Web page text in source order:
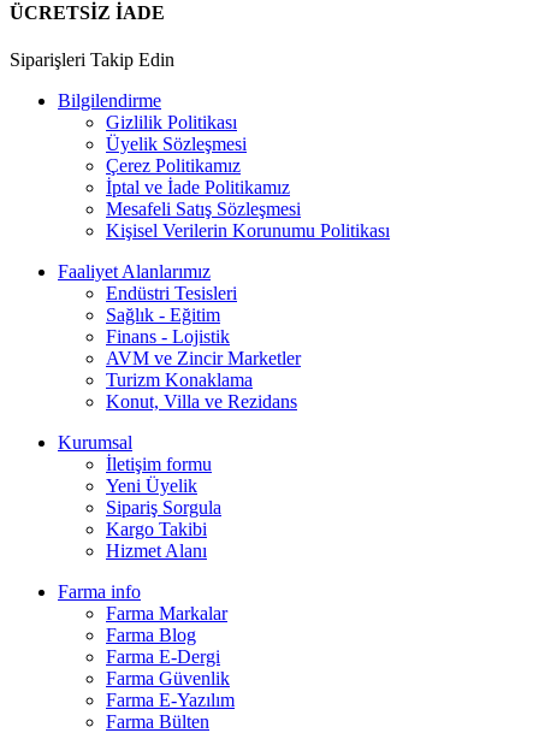
ÜCRETSİZ İADE
Siparişleri Takip Edin
Bilgilendirme
Gizlilik Politikası
Üyelik Sözleşmesi
Çerez Politikamız
İptal ve İade Politikamız
Mesafeli Satış Sözleşmesi
Kişisel Verilerin Korunumu Politikası
Faaliyet Alanlarımız
Endüstri Tesisleri
Sağlık - Eğitim
Finans - Lojistik
AVM ve Zincir Marketler
Turizm Konaklama
Konut, Villa ve Rezidans
Kurumsal
İletişim formu
Yeni Üyelik
Sipariş Sorgula
Kargo Takibi
Hizmet Alanı
Farma info
Farma Markalar
Farma Blog
Farma E-Dergi
Farma Güvenlik
Farma E-Yazılım
Farma Bülten